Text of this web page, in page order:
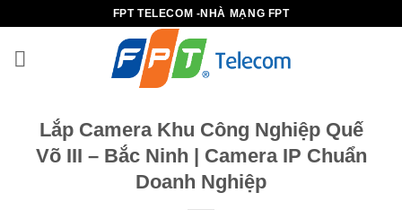
nội
FPT TELECOM -NHÀ MẠNG FPT
Lắp Camera Khu Công Nghiệp Quế
Võ III – Bắc Ninh | Camera IP Chuẩn
Doanh Nghiệp